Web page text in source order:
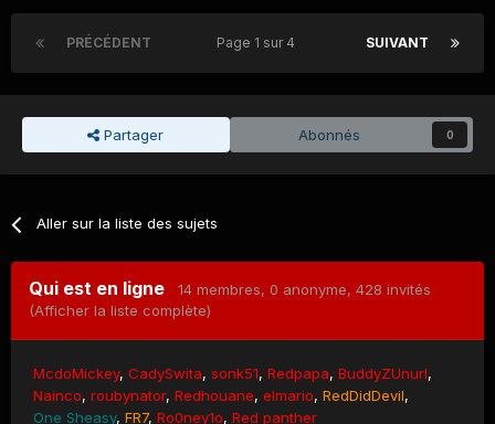
PRÉCÉDENT SUIVANT
Page 1 sur 4
Partager Abonnés 0
Aller sur la liste des sujets
Qui est en ligne 14 membres, 0 anonyme, 428 invités
(Afficher la liste complète)
McdoMickey CadySwita sonk51 Redpapa BuddyZUnurl
Nainco roubynator Redhouane elmario RedDidDevil
One Sheasy FR7 Ro0ney1o Red panther